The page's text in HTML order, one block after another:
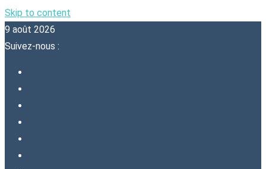
Skip to content
9 août 2026
Suivez-nous :